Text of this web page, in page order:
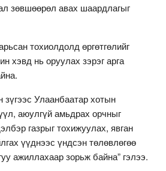
зөвшөөрөл авах шаардлагыг
тохиолдолд өргөтгөлийг
хэвд нь оруулах зэрэг арга
зүгээс Улаанбаатар хотын
аюулгүй амьдрах орчныг
газрыг тохижуулах, явган
үүднээс үндсэн төлөвлөгөө
ажиллахаар зорьж байна” гэлээ.